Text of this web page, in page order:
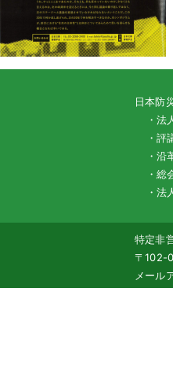
日本防
・法
・評
・沿
・総
・法
特定非
〒102-
メール